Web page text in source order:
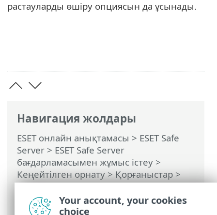
Навигация жолдары
ESET онлайн анықтамасы > ESET Safe
Server > ESET Safe Server
бағдарламасымен жұмыс істеу >
Кеңейтілген орнату>Қорғаныстар>
Электрондық пошта клиентін қорғау>
Пошта жәшігін қорғау> Біріктірулер>
Растау диалогтық терезесі
растауларды өшіру опциясын да ұсынады.
Your account, your cookies
choice